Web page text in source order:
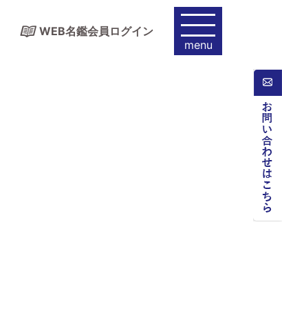
WEB名鑑会員ログイン
menu